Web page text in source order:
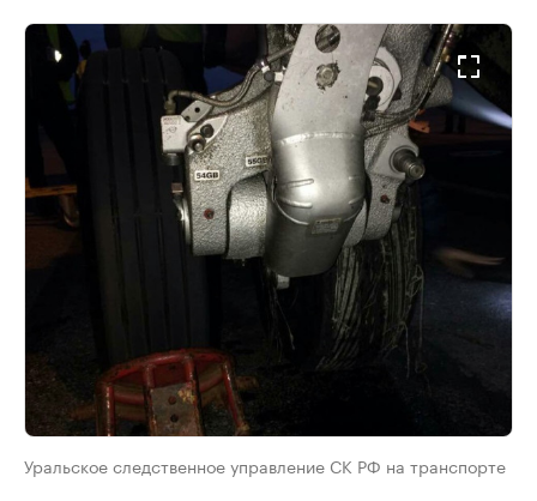
Уральское следственное управление СК РФ на транспорте